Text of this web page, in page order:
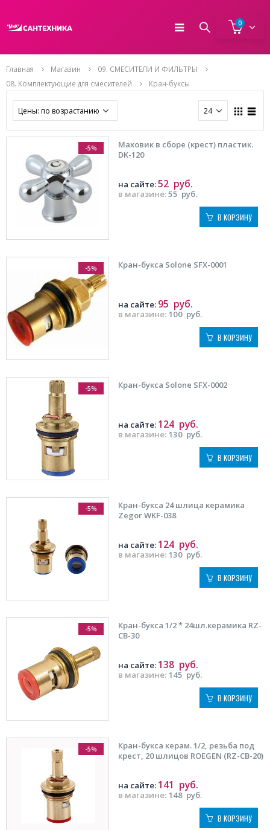
0
Главная Магазин
09. СМЕСИТЕЛИ И ФИЛЬТРЫ
08. Комплектующие для смесителей
Кран-буксы
-5%
Маховик в сборе (крест) пластик.
DK-120
в магазине:55 руб.
на сайте:52 руб.
В КОРЗИНУ
-5% Кран-букса Solone SFX-0001
в магазине: 100 руб.
на сайте: 95 руб.
В КОРЗИНУ
-5% Кран-букса Solone SFX-0002
в магазине: 130 руб.
на сайте: 124 руб.
В КОРЗИНУ
-5%
Кран-букса 24 шлица керамика
Zegor WKF-038
в магазине: 130 руб.
на сайте: 124 руб.
В КОРЗИНУ
-5%
Кран-букса 1/2 * 24шл.керамика RZ-
CB-30
в магазине: 145 руб.
на сайте: 138 руб.
В КОРЗИНУ
-5%
Кран-букса керам. 1/2, резьба под
крест, 20 шлицов ROEGEN (RZ-CB-20)
в магазине: 148 руб.
на сайте: 141 руб.
В КОРЗИНУ